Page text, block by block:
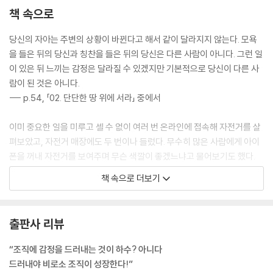
7장. 과감하게 느껴라
37 어떤 감정을 느꼈는가: 억누르지 않고 그대로 느끼고 표현하기
38 감정은 신체적인 것이다: 분노를 원하는 대로 다루는 법
39 느끼는 방식을 훈련하라: 유혹을 받아들이기
41 고통 속으로 기꺼이 뛰어들어라: 리더가 고통을 느껴야만 하는 이유
42 모든 감정을 그대로 느껴라: 온전한 인간으로서 잘살기 위한 기술
43 리더십의 열쇠는 용기다: 당신의 성공 공식을 결정할 핵심 질문
45 결정을 내려라: 의사결정의 효율을 높이는 3가지 기술
47 낯선 방법을 시도하라: 감정 용기 실행법 3단계
48 당신의 삶을 바꿀 수 있는 질문: 지금 이 순간 무엇을 할 수 있는가
책 속으로
당신의 자아는 주변의 상황이 바뀐다고 해서 같이 달라지지 않는다. 모욕
을 들은 뒤의 당신과 칭찬을 들은 뒤의 당신은 다른 사람이 아니다. 그런 일
이 있은 뒤 느끼는 감정은 달라질 수 있겠지만 기본적으로 당신이 다른 사
람이 된 것은 아니다.
--- p.54, 「02. 단단한 땅 위에 서라」 중에서
이미 중요한 일을 미루고 셀 수 없이 여러 번 온라인에 접속해 자전거를 살
펴보았고, 자전거 매장에도 두 번이나 들렀다. 무수히 많은 사람에게 아이
폰을 꺼내 자전거를 보여주며 무슨 색깔이 좋겠느냐고 물어보기도 했다.
나도 이런 내가 부끄럽다. 나는 소위 효율적이고 생산적으로 움직여야 하
는 사람이다. 자신감도 있어야 한다. 그런데 귀한 시간을 낭비해가며 사람
--- p.63-64, 「04. 자신을 상냥하게 대하라」 중에서
듣기만 하라. 멀티태스킹을 하면 안 된다. 이메일을 확인하고, 인터넷을 검
책 속으로 더보기
출판사 리뷰
“조직에 감정을 드러내는 것이 하수? 아니다
드러내야 비로소 조직이 성장한다!”